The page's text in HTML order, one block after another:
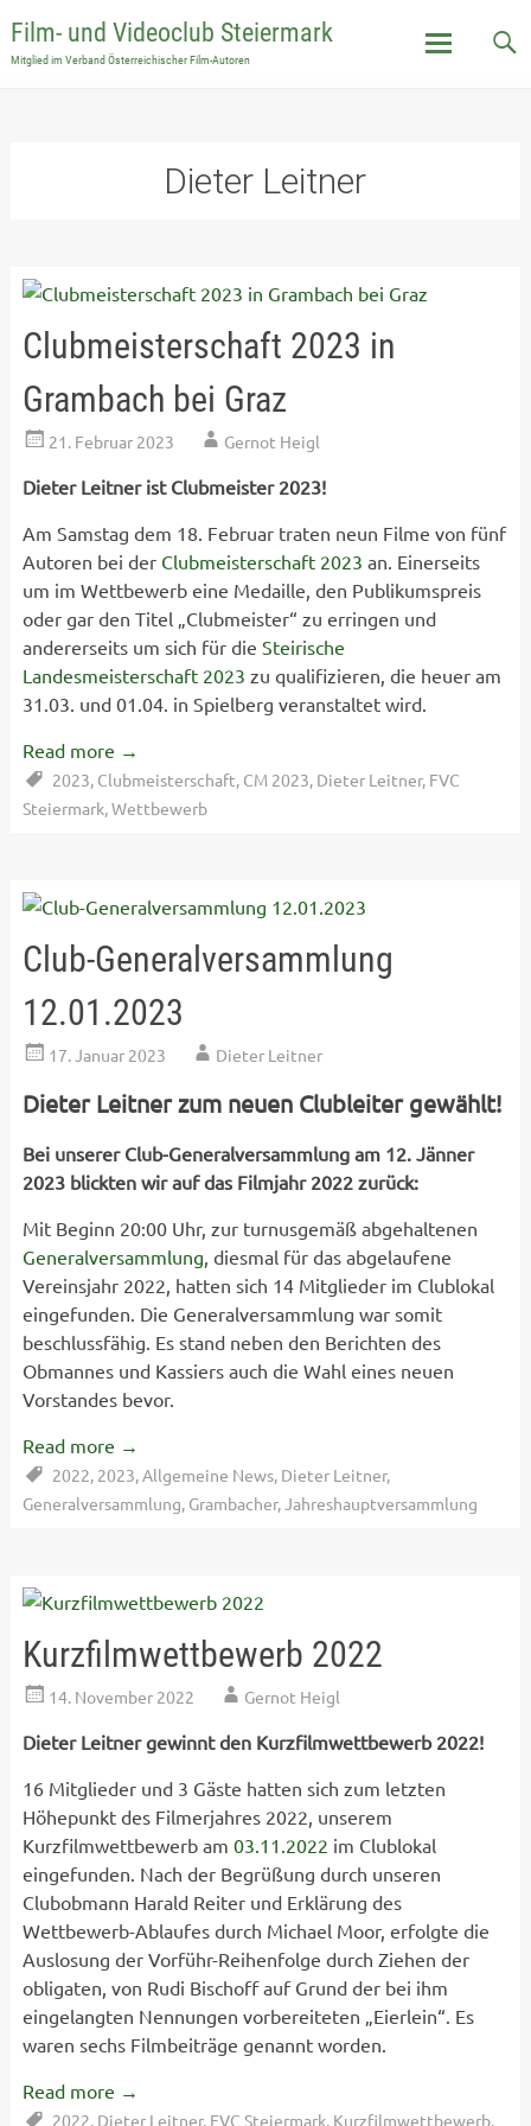
Film- und Videoclub Steiermark
Mitglied im Verband Österreichischer Film-Autoren
Dieter Leitner
Clubmeisterschaft 2023 in
Grambach bei Graz
21. Februar 2023 Gernot Heigl
Dieter Leitner ist Clubmeister 2023!
Am Samstag dem 18. Februar traten neun Filme von fünf
Autoren bei der Clubmeisterschaft 2023 an. Einerseits
um im Wettbewerb eine Medaille, den Publikumspreis
oder gar den Titel „Clubmeister“ zu erringen und
andererseits um sich für die Steirische
Landesmeisterschaft 2023 zu qualifizieren, die heuer am
31.03. und 01.04. in Spielberg veranstaltet wird.
Read more →
2023, Clubmeisterschaft, CM 2023, Dieter Leitner, FVC
Steiermark,Wettbewerb
Club-Generalversammlung
12.01.2023
17. Januar 2023 Dieter Leitner
Dieter Leitner zum neuen Clubleiter gewählt!
Bei unserer Club-Generalversammlung am 12. Jänner
2023 blickten wir auf das Filmjahr 2022 zurück:
Mit Beginn 20:00 Uhr, zur turnusgemäß abgehaltenen
Generalversammlung, diesmal für das abgelaufene
Vereinsjahr 2022, hatten sich 14 Mitglieder im Clublokal
eingefunden. Die Generalversammlung war somit
beschlussfähig. Es stand neben den Berichten des
Obmannes und Kassiers auch die Wahl eines neuen
Vorstandes bevor.
Read more →
2022, 2023,Allgemeine News, Dieter Leitner,
Generalversammlung, Grambacher,Jahreshauptversammlung
Kurzfilmwettbewerb 2022
14. November 2022 Gernot Heigl
Dieter Leitner gewinnt den Kurzfilmwettbewerb 2022!
16 Mitglieder und 3 Gäste hatten sich zum letzten
Höhepunkt des Filmerjahres 2022, unserem
Kurzfilmwettbewerb am 03.11.2022 im Clublokal
eingefunden. Nach der Begrüßung durch unseren
Clubobmann Harald Reiter und Erklärung des
Wettbewerb-Ablaufes durch Michael Moor, erfolgte die
Auslosung der Vorführ-Reihenfolge durch Ziehen der
obligaten, von Rudi Bischoff auf Grund der bei ihm
eingelangten Nennungen vorbereiteten „Eierlein“. Es
waren sechs Filmbeiträge genannt worden.
Read more →
2022, Dieter Leitner, FVC Steiermark, Kurzfilmwettbewerb,